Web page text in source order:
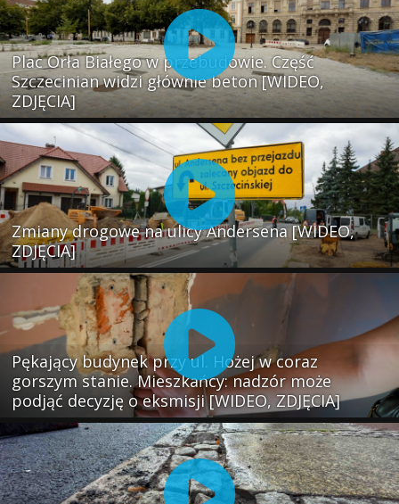
Plac Orła Białego w przebudowie. Część
Szczecinian widzi głównie beton [WIDEO,
ZDJĘCIA]
Zmiany drogowe na ulicy Andersena [WIDEO,
ZDJĘCIA]
Pękający budynek przy ul. Hożej w coraz
gorszym stanie. Mieszkańcy: nadzór może
podjąć decyzję o eksmisji [WIDEO, ZDJĘCIA]